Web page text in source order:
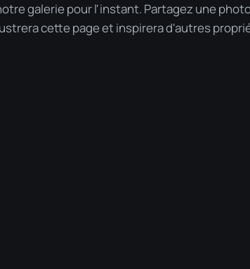
galerie pour l'instant. Partagez une
cette page et inspirera d'autres